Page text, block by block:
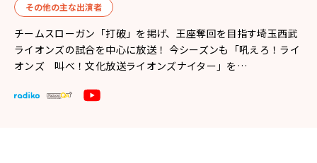
その他の主な出演者
チームスローガン「打破」を掲げ、王座奪回を目指す埼玉西武
ライオンズの試合を中心に放送！ 今シーズンも「吼えろ！ライ
オンズ 叫べ！文化放送ライオンズナイター」を…